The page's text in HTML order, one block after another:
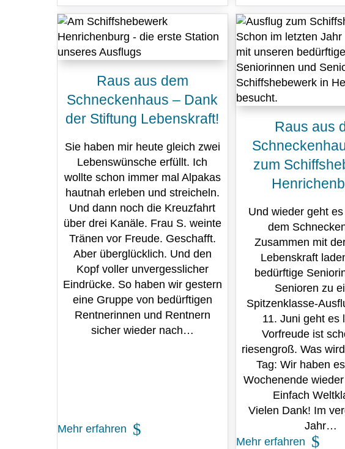
Raus aus dem
Schneckenhaus – Dank
der Stiftung Lebenskraft!
Sie haben mir heute gleich zwei
Lebenswünsche erfüllt. Ich
wollte schon immer mal Alpakas
hautnah erleben und streicheln.
Und dann noch die Kreuzfahrt
über drei Kanäle. Frau S. weinte
Tränen vor Freude. Geschafft.
Aber überglücklich. Und den
Kopf voller unvergesslicher
Eindrücke. So haben wir gestern
eine Gruppe von bedürftigen
Rentnerinnen und Rentnern
sicher wieder nach…
Mehr erfahren
Raus aus
zum
Und wieder geht
dem
Zusammen mit
Lebenskraft
bedürftige
Senioren zu
Spitzenklasse-
11. Juni geht es
Vorfreude ist
riesengroß. Was
Tag: Wir haben
Wochenende
Einfach
Vielen Dank! Im
Jahr…
Mehr erfahren